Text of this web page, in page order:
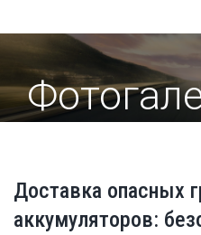
Доставка опасных
аккумуляторов: